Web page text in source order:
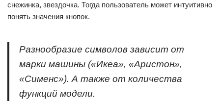
снежинка, звездочка. Тогда пользователь может интуитивно
понять значения кнопок.
Разнообразие символов зависит от
марки машины («Икеа», «Аристон»,
«Сименс»). А также от количества
функций модели.